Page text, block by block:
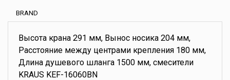
BRAND
Высота крана 291 мм, Вынос носика 204 мм,
Расстояние между центрами крепления 180 мм,
Длина душевого шланга 1500 мм, смесители
KRAUS KEF-16060BN